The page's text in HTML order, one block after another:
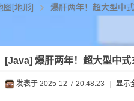
图[地形] 爆肝两年！超大型中
[Java] 爆肝两年！超大型中式
发表于 2025-12-7 20:48:23 显示